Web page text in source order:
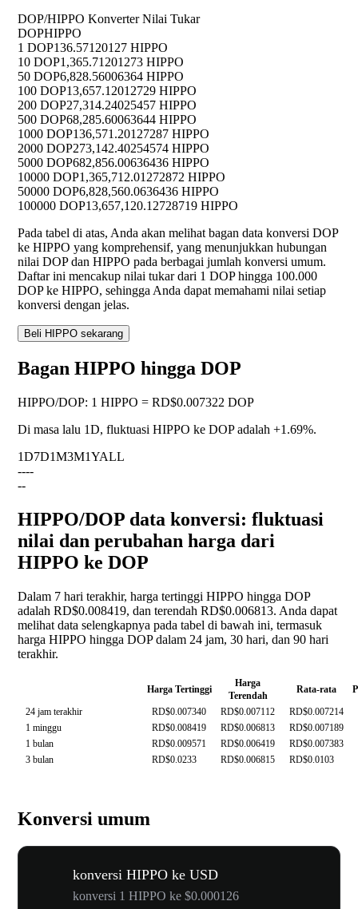
DOP/HIPPO Konverter Nilai Tukar
DOPHIPPO
1 DOP136.57120127 HIPPO
10 DOP1,365.71201273 HIPPO
50 DOP6,828.56006364 HIPPO
100 DOP13,657.12012729 HIPPO
200 DOP27,314.24025457 HIPPO
500 DOP68,285.60063644 HIPPO
1000 DOP136,571.20127287 HIPPO
2000 DOP273,142.40254574 HIPPO
5000 DOP682,856.00636436 HIPPO
10000 DOP1,365,712.01272872 HIPPO
50000 DOP6,828,560.0636436 HIPPO
100000 DOP13,657,120.12728719 HIPPO
Pada tabel di atas, Anda akan melihat bagan data konversi DOP
ke HIPPO yang komprehensif, yang menunjukkan hubungan
nilai DOP dan HIPPO pada berbagai jumlah konversi umum.
Daftar ini mencakup nilai tukar dari 1 DOP hingga 100.000
DOP ke HIPPO, sehingga Anda dapat memahami nilai setiap
konversi dengan jelas.
Beli HIPPO sekarang
Bagan HIPPO hingga DOP
HIPPO/DOP: 1 HIPPO = RD$0.007322 DOP
Di masa lalu 1D, fluktuasi HIPPO ke DOP adalah +1.69%.
1D7D1M3M1YALL
----
--
HIPPO/DOP data konversi: fluktuasi
nilai dan perubahan harga dari
HIPPO ke DOP
Dalam 7 hari terakhir, harga tertinggi HIPPO hingga DOP
adalah RD$0.008419, dan terendah RD$0.006813. Anda dapat
melihat data selengkapnya pada tabel di bawah ini, termasuk
harga HIPPO hingga DOP dalam 24 jam, 30 hari, dan 90 hari
terakhir.
Harga Tertinggi
Harga
Terendah
Rata-rata
24 jam terakhir
RD$0.007340 RD$0.007112
RD$0.007214
1 minggu
RD$0.008419 RD$0.006813
RD$0.007189
1 bulan
RD$0.009571 RD$0.006419
RD$0.007383
3 bulan
RD$0.0233 RD$0.006815 RD$0.0103
Konversi umum
konversi HIPPO ke USD
konversi 1 HIPPO ke $0.000126